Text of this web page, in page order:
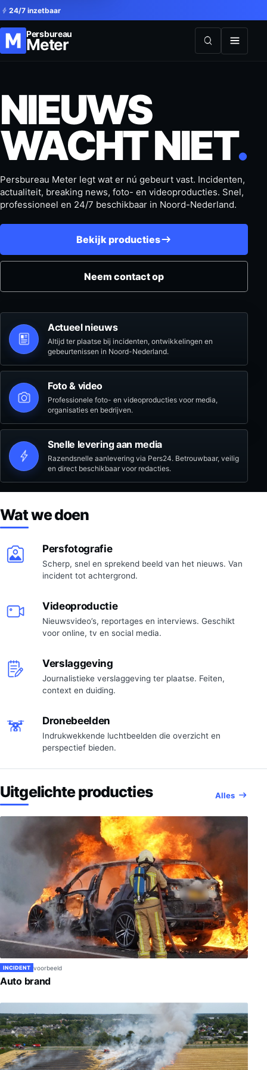
24/7 inzetbaar
Persbureau
Meter
NIEUWS
WACHT NIET.
Persbureau Meter legt wat er nú gebeurt vast. Incidenten,
actualiteit, breaking news, foto- en videoproducties. Snel,
professioneel en 24/7 beschikbaar in Noord-Nederland.
Bekijk producties
Neem contact op
Actueel nieuws
Altijd ter plaatse bij incidenten, ontwikkelingen en
gebeurtenissen in Noord-Nederland.
Foto & video
Professionele foto- en videoproducties voor media,
organisaties en bedrijven.
Snelle levering aan media
Razendsnelle aanlevering via Pers24. Betrouwbaar, veilig
en direct beschikbaar voor redacties.
Wat we doen
Persfotografie
Scherp, snel en sprekend beeld van het nieuws. Van
incident tot achtergrond.
Videoproductie
Nieuwsvideo’s, reportages en interviews. Geschikt
voor online, tv en social media.
Verslaggeving
Journalistieke verslaggeving ter plaatse. Feiten,
context en duiding.
Dronebeelden
Indrukwekkende luchtbeelden die overzicht en
perspectief bieden.
Uitgelichte producties
INCIDENT voorbeeld
Auto brand